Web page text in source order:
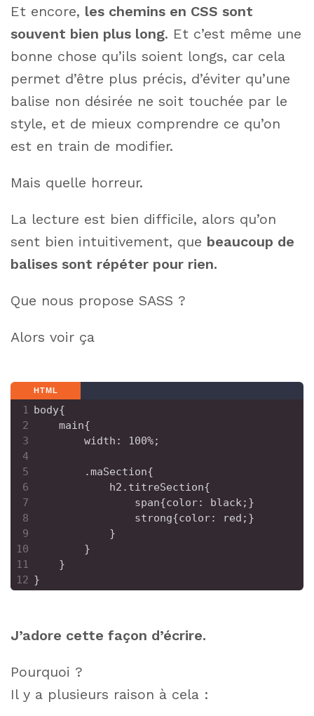
Et encore, les chemins en CSS sont
souvent bien plus long. Et c’est même une
bonne chose qu’ils soient longs, car cela
permet d’être plus précis, d’éviter qu’une
balise non désirée ne soit touchée par le
style, et de mieux comprendre ce qu’on
est en train de modifier.
Mais quelle horreur.
La lecture est bien difficile, alors qu’on
sent bien intuitivement, que beaucoup de
balises sont répéter pour rien.
Que nous propose SASS ?
Alors voir ça
HTML
1 body{
2
main{
3
width: 100%;
4
5
.maSection{
6
h2.titreSection{
7
span{color: black;}
8
strong{color: red;}
9
}
10
11
}
12 }
J’adore cette façon d’écrire.
Pourquoi ?
Il y a plusieurs raison à cela :